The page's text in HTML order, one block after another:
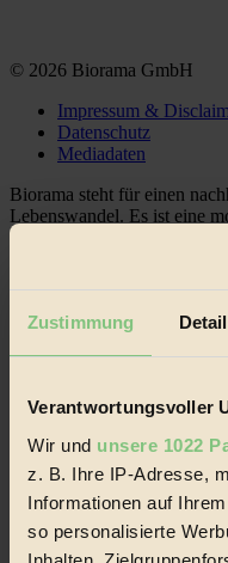
Zustimmung
Verantwortungsvoller
Wir und unsere 1022
z. B. Ihre IP-Adresse,
Informationen auf
so personalisierte
© 2026 Biorama GmbH
Impressum &
Datenschutz
Mediadaten
Biorama steht für einen
Lebenswandel. Es ist eine
und Produkte, ein Leitfaden
Social Media
3.415 Follower auf Twitter
Themen
Bio